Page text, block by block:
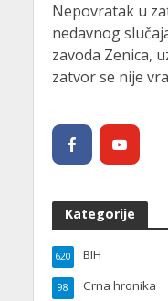
Nepovratak u
nedavnog
zavoda Zenica,
zatvor se nije
Kategorije
BIH
620
Crna hronika
98